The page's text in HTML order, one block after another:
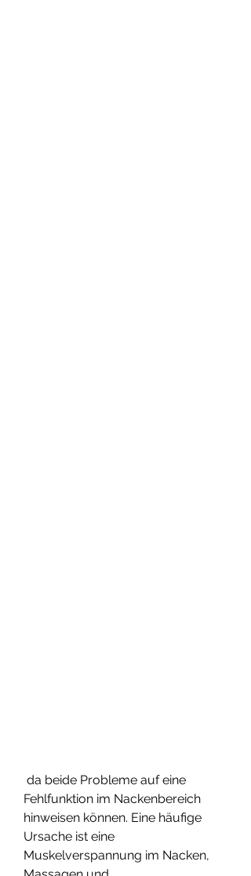
Fehlfunktion im Nackenbereich
hinweisen können. Eine häufige
Ursache ist eine
Muskelverspannung im Nacken,